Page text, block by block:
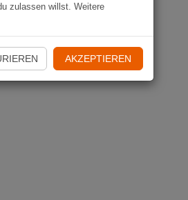
zulassen willst. Weitere
AKZEPTIEREN